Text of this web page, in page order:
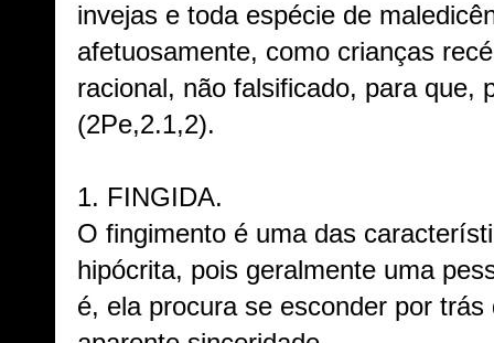
invejas e toda espécie de
afetuosamente, como crianças
racional, não falsificado, para que,
(2Pe,2.1,2).
1. FINGIDA.
O fingimento é uma das
hipócrita, pois geralmente uma
é, ela procura se esconder por